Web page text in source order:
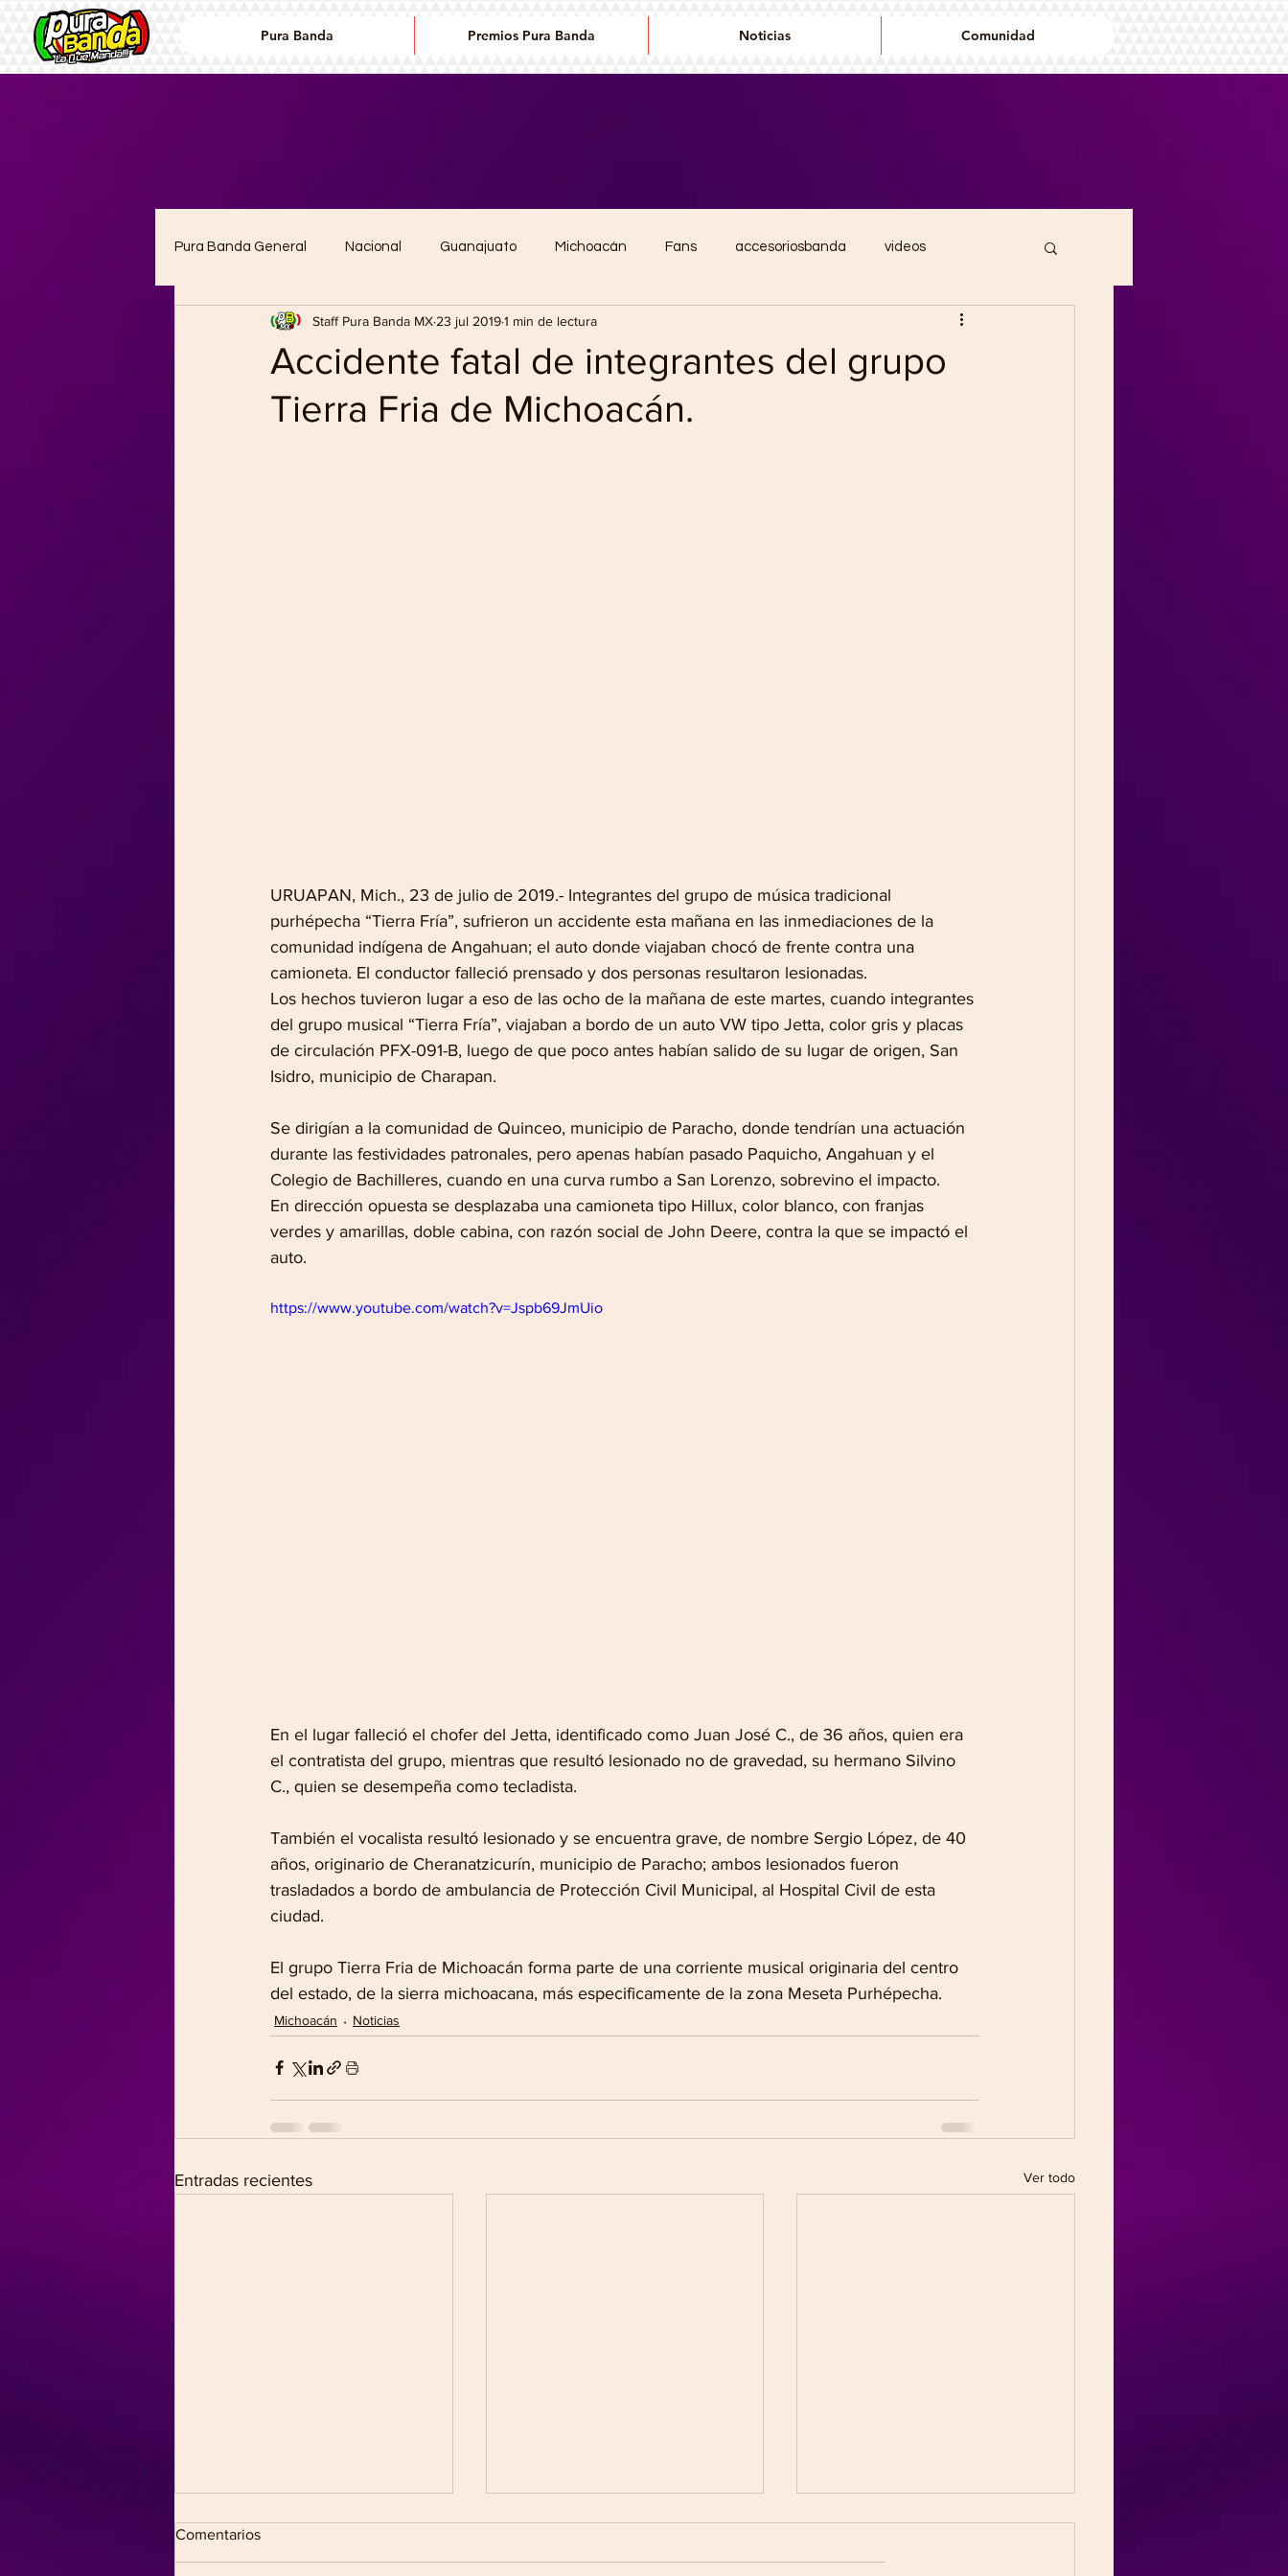
Pura Banda Premios Pura Banda Noticias Comunidad
Pura Banda General Nacional Guanajuato Michoacán Fans accesoriosbanda videos
lanzamientos Noticias conciertos Premios de la banda cancionero
Accidente fatal de integrantes del grupo
Tierra Fria de Michoacán.
Staff Pura Banda MX 23 jul 20191 min de lectura
URUAPAN, Mich., 23 de julio de 2019.- Integrantes del grupo de música tradicional
purhépecha “Tierra Fría”, sufrieron un accidente esta mañana en las inmediaciones de la
comunidad indígena de Angahuan; el auto donde viajaban chocó de frente contra una
camioneta. El conductor falleció prensado y dos personas resultaron lesionadas.
Los hechos tuvieron lugar a eso de las ocho de la mañana de este martes, cuando integrantes
del grupo musical “Tierra Fría”, viajaban a bordo de un auto VW tipo Jetta, color gris y placas
de circulación PFX-091-B, luego de que poco antes habían salido de su lugar de origen, San
Isidro, municipio de Charapan.
Se dirigían a la comunidad de Quinceo, municipio de Paracho, donde tendrían una actuación
durante las festividades patronales, pero apenas habían pasado Paquicho, Angahuan y el
Colegio de Bachilleres, cuando en una curva rumbo a San Lorenzo, sobrevino el impacto.
En dirección opuesta se desplazaba una camioneta tipo Hillux, color blanco, con franjas
verdes y amarillas, doble cabina, con razón social de John Deere, contra la que se impactó el
auto.
https://www.youtube.com/watch?v=Jspb69JmUio
En el lugar falleció el chofer del Jetta, identificado como Juan José C., de 36 años, quien era
el contratista del grupo, mientras que resultó lesionado no de gravedad, su hermano Silvino
C., quien se desempeña como tecladista.
También el vocalista resultó lesionado y se encuentra grave, de nombre Sergio López, de 40
años, originario de Cheranatzicurín, municipio de Paracho; ambos lesionados fueron
trasladados a bordo de ambulancia de Protección Civil Municipal, al Hospital Civil de esta
ciudad.
El grupo Tierra Fria de Michoacán forma parte de una corriente musical originaria del centro
del estado, de la sierra michoacana, más especificamente de la zona Meseta Purhépecha.
Michoacán Noticias
Entradas recientes Ver todo
Comentarios